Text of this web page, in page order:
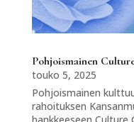
Pohjoismainen
touko 5, 2025
Pohjoismainen
rahoituksen
hankkeeseen Culture